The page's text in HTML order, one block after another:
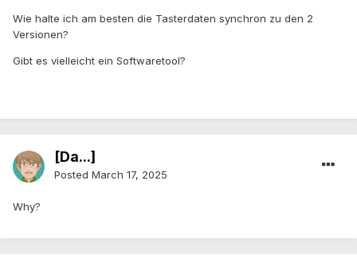
Wie halte ich am besten die Tasterdaten synchron zu den 2
Versionen?
Gibt es vielleicht ein Softwaretool?
[Da...]
Posted March 17, 2025
Why?